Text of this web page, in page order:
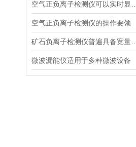
空气正负离子检测仪的操作要领
微波漏能仪适用于多种微波设备